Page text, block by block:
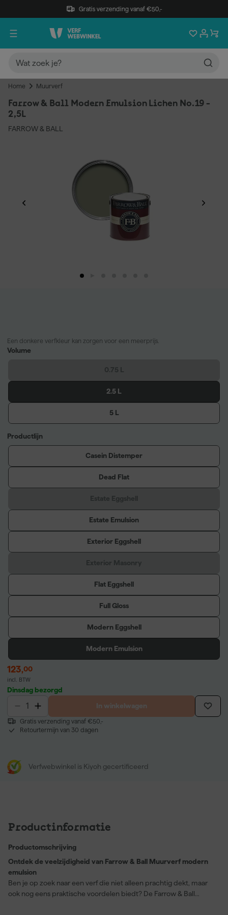
Gratis verzending vanaf €50,-
Home Muurverf
Farrow & Ball Modern Emulsion Lichen No.19 -
2,5L
FARROW & BALL
Een donkere verfkleur kan zorgen voor een meerprijs.
Volume
2.5 L
5 L
Productlijn
Casein Distemper
Dead Flat
Estate Emulsion
Exterior Eggshell
Flat Eggshell
Full Gloss
Modern Eggshell
Modern Emulsion
123,00
incl. BTW
Dinsdag bezorgd
In winkelwagen
Gratis verzending vanaf €50,-
Retourtermijn van 30 dagen
Verfwebwinkel is Kiyoh gecertificeerd
Productinformatie
Productomschrijving
Ontdek de veelzijdigheid van Farrow & Ball Muurverf modern
emulsion
Ben je op zoek naar een verf die niet alleen prachtig dekt, maar
ook nog eens praktische voordelen biedt? De Farrow & Ball